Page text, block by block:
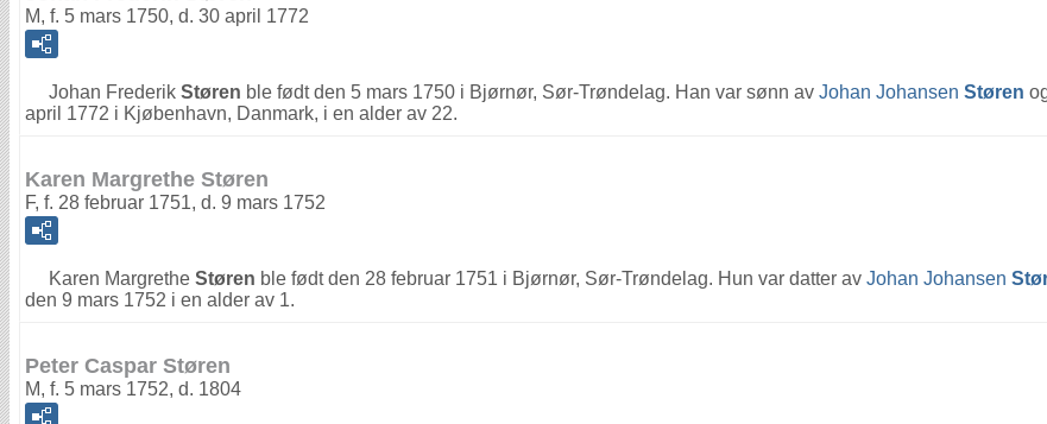
M, f. 5 mars 1750, d. 30 april 1772
Johan Frederik Støren ble født den 5 mars 1750 i Bjørnør, Sør-Trøndelag. Han var sønn av Johan Johansen Støren
april 1772 i Kjøbenhavn, Danmark, i en alder av 22.
Karen Margrethe Støren
F, f. 28 februar 1751, d. 9 mars 1752
Karen Margrethe Støren ble født den 28 februar 1751 i Bjørnør, Sør-Trøndelag. Hun var datter av Johan Johansen
den 9 mars 1752 i en alder av 1.
Peter Caspar Støren
M, f. 5 mars 1752, d. 1804